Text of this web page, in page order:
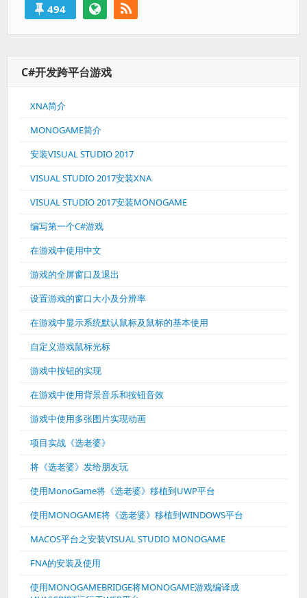
494
C#开发跨平台游戏
XNA简介
MONOGAME简介
安装VISUAL STUDIO 2017
VISUAL STUDIO 2017安装XNA
VISUAL STUDIO 2017安装MONOGAME
编写第一个C#游戏
在游戏中使用中文
游戏的全屏窗口及退出
设置游戏的窗口大小及分辨率
在游戏中显示系统默认鼠标及鼠标的基本使用
自定义游戏鼠标光标
游戏中按钮的实现
在游戏中使用背景音乐和按钮音效
游戏中使用多张图片实现动画
项目实战《选老婆》
将《选老婆》发给朋友玩
使用MonoGame将《选老婆》移植到UWP平台
使用MONOGAME将《选老婆》移植到WINDOWS平台
MACOS平台之安装VISUAL STUDIO MONOGAME
FNA的安装及使用
使用MONOGAMEBRIDGE将MONOGAME游戏编译成